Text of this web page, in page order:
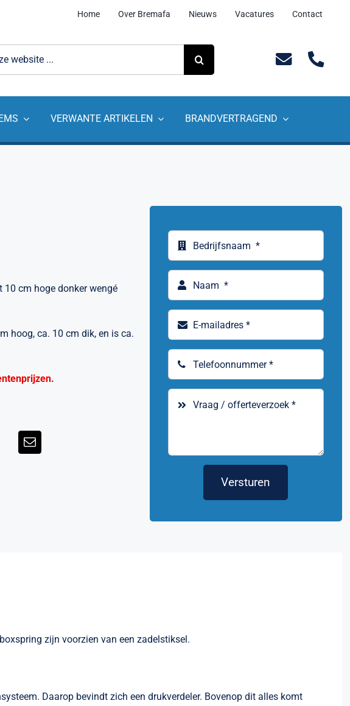
Home Over Bremafa Nieuws Vacatures Contact
VERWANTE ARTIKELEN BRANDVERTRAGEND
cm hoge donker wengé
hoog, ca. 10 cm dik, en is ca.
Versturen
zijn voorzien van een zadelstiksel.
Daarop bevindt zich een drukverdeler. Bovenop dit alles komt